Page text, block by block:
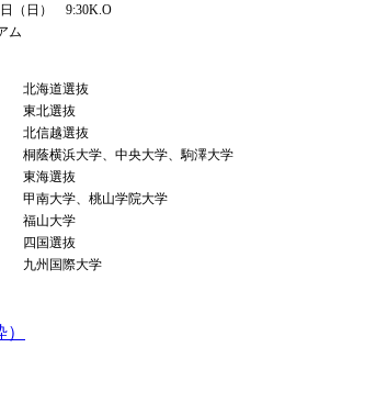
日） 9:30K.O
ム
北海道選抜
東北選抜
北信越選抜
蔭横浜大学、中央大学、駒澤大学
東海選抜
甲南大学、桃山学院大学
福山大学
四国選抜
九州国際大学